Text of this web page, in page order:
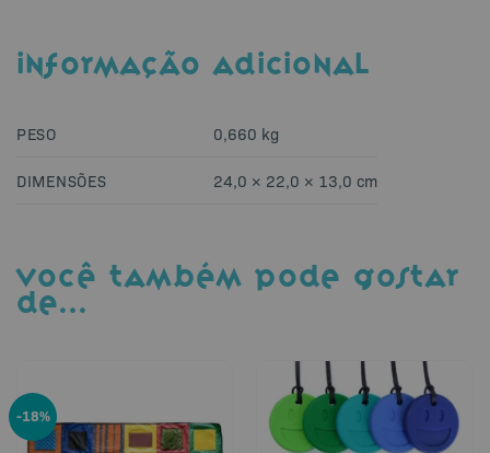
INFORMAÇÃO ADICIONAL
PESO 0,660 kg
DIMENSÕES 24,0 × 22,0 × 13,0 cm
VOCÊ TAMBÉM PODE GOSTAR
DE…
-18%